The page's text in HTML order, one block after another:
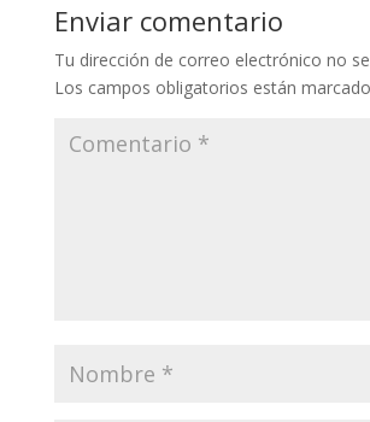
Enviar comentario
Tu dirección de correo electrónico no
Los campos obligatorios están